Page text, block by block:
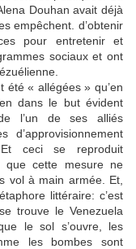
Douhan avait déjà
empêchent. d’obtenir
pour entretenir et
sociaux et ont
été « allégées » qu’en
dans le but évident
l’un de ses alliés
Et ceci se reproduit
que cette mesure ne
vol à main armée. Et,
littéraire: c’est
trouve le Venezuela
le sol s’ouvre, les
les bombes sont